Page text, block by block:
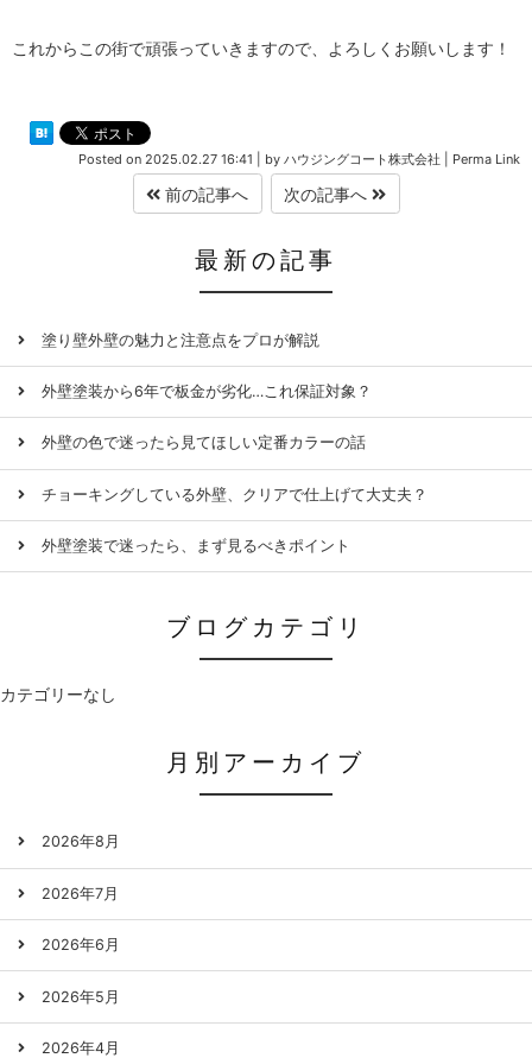
これからこの街で頑張っていきますので、よろしくお願いします！
Posted on 2025.02.27 16:41 by ハウジングコート株式会社 Perma Link
前の記事へ 次の記事へ
最新の記事
塗り壁外壁の魅力と注意点をプロが解説
外壁塗装から6年で板金が劣化…これ保証対象？
外壁の色で迷ったら見てほしい定番カラーの話
チョーキングしている外壁、クリアで仕上げて大丈夫？
外壁塗装で迷ったら、まず見るべきポイント
ブログカテゴリ
カテゴリーなし
月別アーカイブ
2026年8月
2026年7月
2026年6月
2026年5月
2026年4月